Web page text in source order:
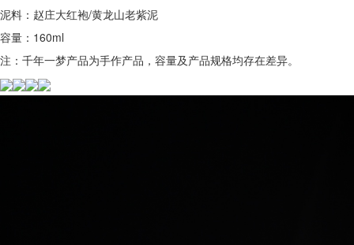
泥料：赵庄大红袍/黄龙山老紫泥
容量：160ml
注：千年一梦产品为手作产品，容量及产品规格均存在差异。